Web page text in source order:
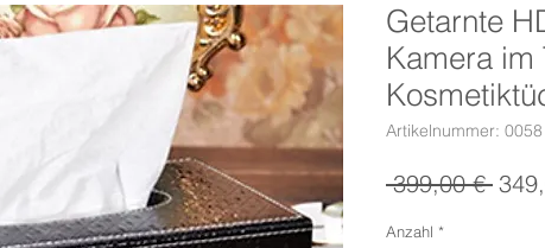
Getarnte
Kamera im
Artikelnummer: 0058
399,00 €
Anzahl *